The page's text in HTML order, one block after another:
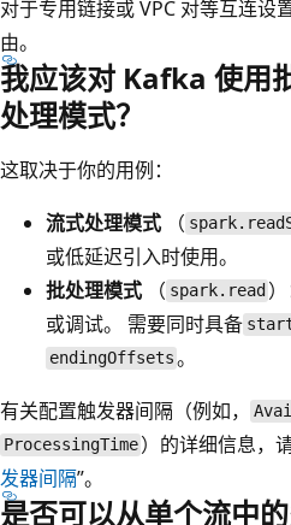
对于专用链接或 VPC 对等互连设
由。
我应该对 Kafka 使用
处理模式？
这取决于你的用例：
流式处理模式 （
或低延迟引入时使用。
批处理模式 （ spark.read
或调试。 需要同时具备
endingOffsets 。
有关配置触发器间隔（例如，
ProcessingTime ）的详细信息，
发器间隔”。
是否可以从单个流中